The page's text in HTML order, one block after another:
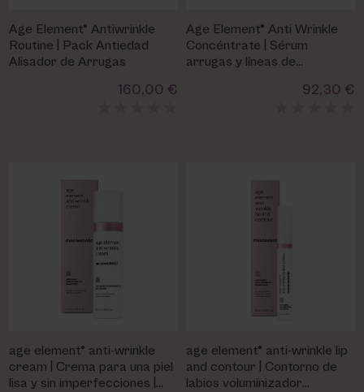
Age Element® Antiwrinkle
Routine | Pack Antiedad
Alisador de Arrugas
160,00 €
Age Element® Anti Wrinkle
Concéntrate | Sérum
arrugas y líneas de
92,30 €
age element® anti-wrinkle
cream | Crema para una piel
lisa y sin imperfecciones |
age element® anti-wrinkle lip
and contour | Contorno de
labios voluminizador
PHYRIS